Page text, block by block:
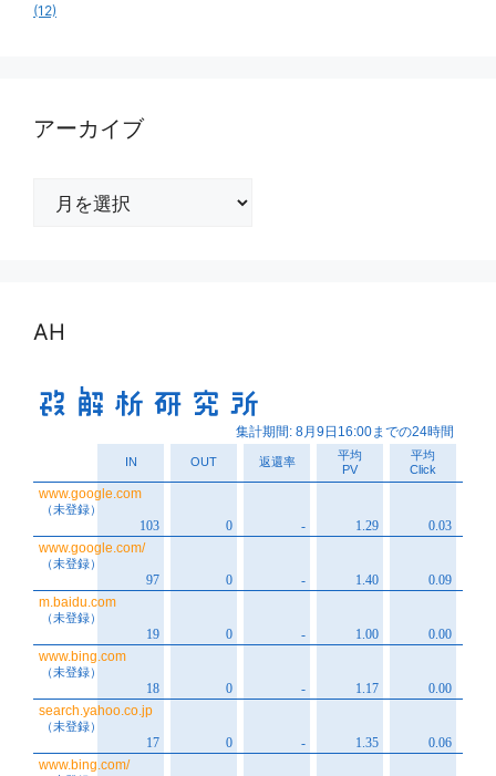
(12)
アーカイブ
AH